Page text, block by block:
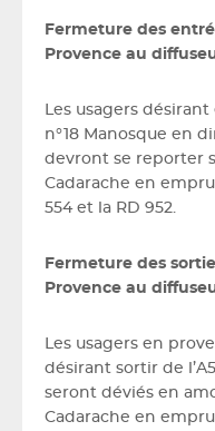
Fermeture des
Provence au
Les usagers
n°18 Manosque en
devront se reporter
Cadarache en
554 et la RD 952.
Fermeture des
Provence au
Les usagers en
désirant sortir de
seront déviés en
Cadarache en